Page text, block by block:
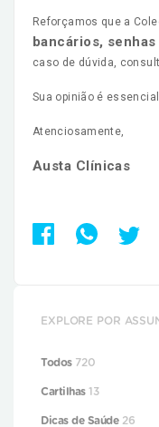
Reforçamos que a
bancários,
caso de dúvida,
Sua opinião é
Atenciosamente,
Austa Clínicas
EXPLORE POR
Todos 720
Cartilhas13
Dicas de Saúde 26